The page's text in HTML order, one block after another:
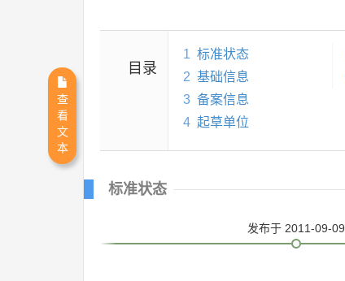
目录
1 标准状态
2 基础信息
3 备案信息
4 起草单位
标准状态
发布于 2011-09-09
查
看
文
本